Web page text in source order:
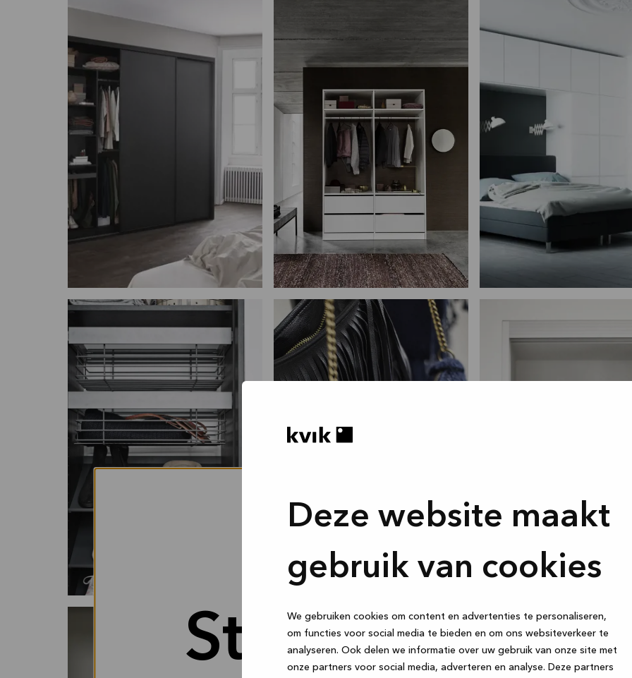
Deze website maakt
gebruik van cookies
We gebruiken cookies om content en advertenties te personaliseren,
om functies voor social media te bieden en om ons websiteverkeer te
analyseren. Ook delen we informatie over uw gebruik van onze site met
onze partners voor social media, adverteren en analyse. Deze partners
Store ID is